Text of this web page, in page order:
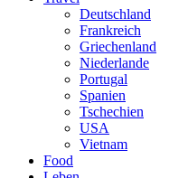
Deutschland
Frankreich
Griechenland
Niederlande
Portugal
Spanien
Tschechien
USA
Vietnam
Food